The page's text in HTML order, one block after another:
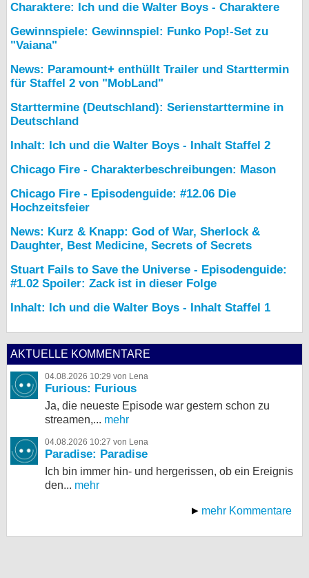
Charaktere: Ich und die Walter Boys - Charaktere
Gewinnspiele: Gewinnspiel: Funko Pop!-Set zu
"Vaiana"
News: Paramount+ enthüllt Trailer und Starttermin
für Staffel 2 von "MobLand"
Starttermine (Deutschland): Serienstarttermine in
Deutschland
Inhalt: Ich und die Walter Boys - Inhalt Staffel 2
Chicago Fire - Charakterbeschreibungen: Mason
Chicago Fire - Episodenguide: #12.06 Die
Hochzeitsfeier
News: Kurz & Knapp: God of War, Sherlock &
Daughter, Best Medicine, Secrets of Secrets
Stuart Fails to Save the Universe - Episodenguide:
#1.02 Spoiler: Zack ist in dieser Folge
Inhalt: Ich und die Walter Boys - Inhalt Staffel 1
AKTUELLE KOMMENTARE
04.08.2026 10:29 von Lena
Furious: Furious
Ja, die neueste Episode war gestern schon zu
streamen,... mehr
04.08.2026 10:27 von Lena
Paradise: Paradise
Ich bin immer hin- und hergerissen, ob ein Ereignis
den... mehr
mehr Kommentare